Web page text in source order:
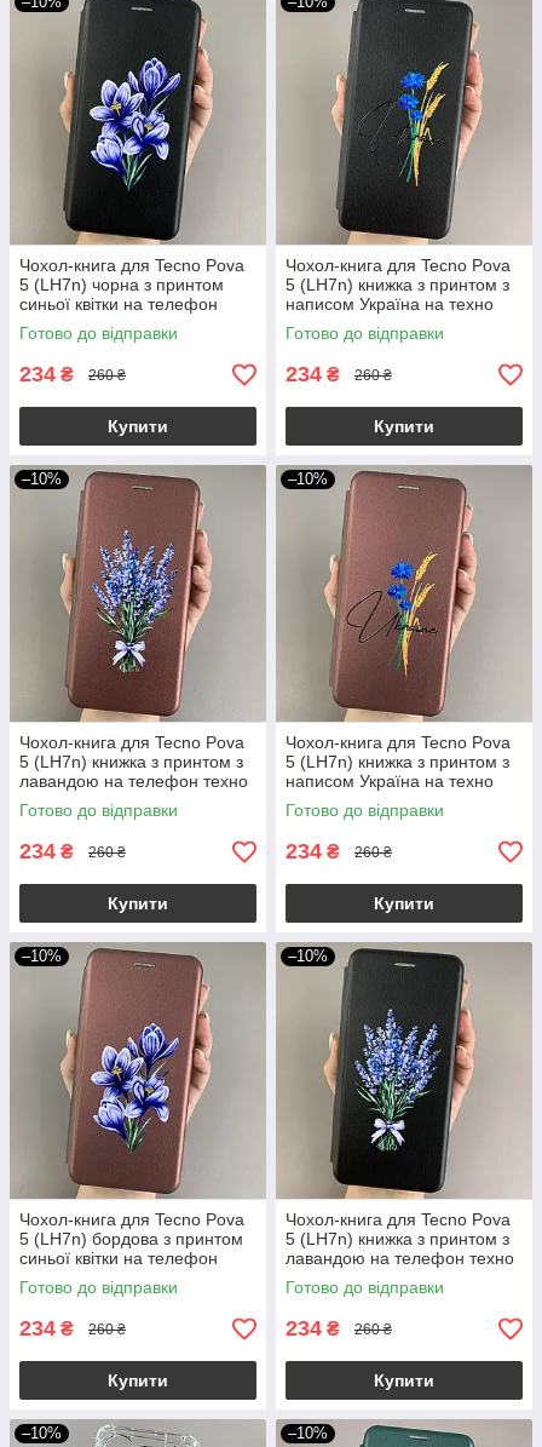
Чохол-книга для Tecno Pova
5 (LH7n) чорна з принтом
синьої квітки на телефон
техно пова 5 q06r
Готово до відправки
234 ₴ 260 ₴
Купити
Чохол-книга для Tecno Pova
5 (LH7n) книжка з принтом з
написом Україна на техно
пова 5 чорна q04j
Готово до відправки
234 ₴ 260 ₴
Купити
–10%
Чохол-книга для Tecno Pova
5 (LH7n) книжка з принтом з
лавандою на телефон техно
пова 5 бордова q07w
Готово до відправки
234 ₴ 260 ₴
Купити
–10%
Чохол-книга для Tecno Pova
5 (LH7n) книжка з принтом з
написом Україна на техно
пова 5 бордова q04j
Готово до відправки
234 ₴ 260 ₴
Купити
–10%
Чохол-книга для Tecno Pova
5 (LH7n) бордова з принтом
синьої квітки на телефон
техно пова 5 q06r
Готово до відправки
234 ₴ 260 ₴
Купити
–10%
Чохол-книга для Tecno Pova
5 (LH7n) книжка з принтом з
лавандою на телефон техно
пова 5 чорна q07w
Готово до відправки
234 ₴ 260 ₴
Купити
–10% –10%